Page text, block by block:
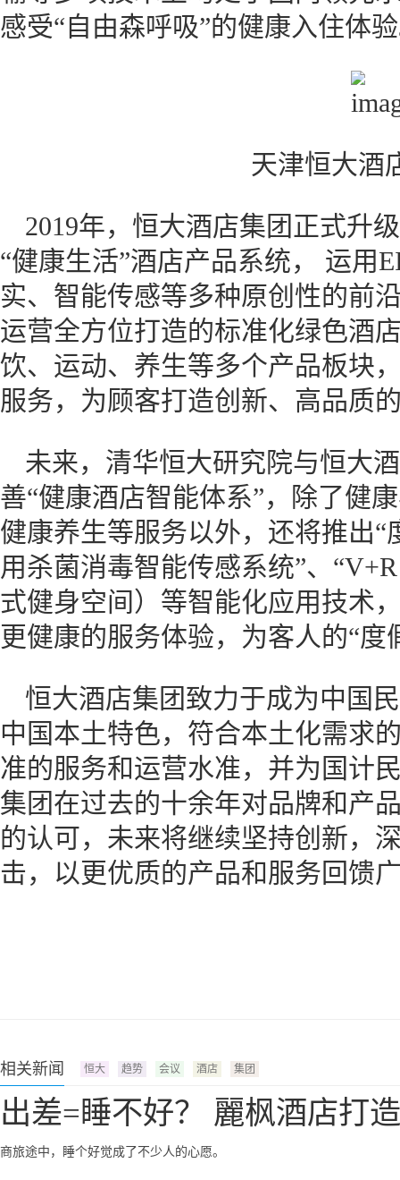
感受“自由森呼吸”的健康入住体
天津恒大酒
2019年，恒大酒店集团正式升
“健康生活”酒店产品系统， 运用
实、智能传感等多种原创性的前
运营全方位打造的标准化绿色酒
饮、运动、养生等多个产品板块
服务，为顾客打造创新、高品质
未来，清华恒大研究院与恒大
善“健康酒店智能体系”，除了健
健康养生等服务以外，还将推出“
用杀菌消毒智能传感系统”、
式健身空间）等智能化应用技术
更健康的服务体验，为客人的“度
恒大酒店集团致力于成为中国
中国本土特色，符合本土化需求
准的服务和运营水准，并为国计
集团在过去的十余年对品牌和产
的认可，未来将继续坚持创新，
击，以更优质的产品和服务回馈
相关新闻 恒大 趋势 会议 酒店 集团
出差=睡不好？ 麗枫酒店打
商旅途中，睡个好觉成了不少人的心愿。